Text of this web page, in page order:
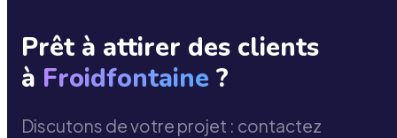
Prêt à attirer des clients
à Froidfontaine ?
Discutons de votre projet : contactez